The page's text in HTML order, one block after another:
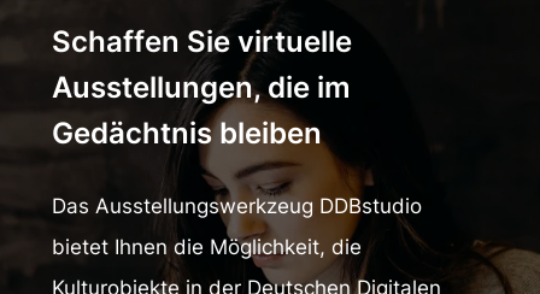
Schaffen Sie virtuelle
Ausstellungen, die im
Gedächtnis bleiben
Das Ausstellungswerkzeug DDBstudio
bietet Ihnen die Möglichkeit, die
Kulturobjekte in der Deutschen Digitalen